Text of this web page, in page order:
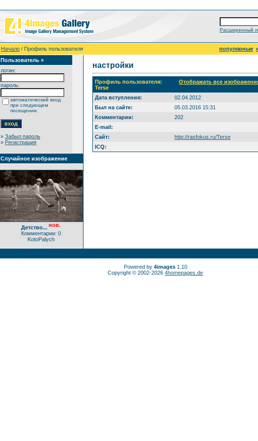
Расширенный
Начало / Профиль пользователя популярные
Пользователь »
логин:
пароль:
автоматический вход
при следующем
посещении.
» Забыл пароль
» Регистрация
Случайное изображение
Детство... нов.
Комментарии: 0
KotoPalych
настройки
Профиль пользователя:
Terse
Отображать все
Дата вступления:
02.04.2012
Был на сайте:
05.03.2016 15:31
Комментарии:
202
E-mail:
Сайт:
http://rasfokus.ru/Terse
ICQ:
Powered by 4images1.10
Copyright © 2002-2026 4homepages.de